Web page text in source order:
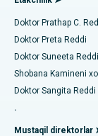
Diabetologni
Ginekologni
Umumiy
Karapakkam,
Arilova,
Kanpur
Noida
Gandhinagar,
Kateterni yo'q
ACL
Orqaga elkalarni
Endometriya
Doktor Prathap C.
Doktor Preta Reddi
Doktor Suneeta Reddi
Shobana Kamineni
Doktor Sangita Reddi
.
Mustaqil direktorlar